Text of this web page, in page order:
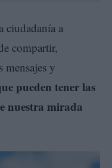
ciudadanía a
compartir,
mensajes y
pueden tener las
nuestra mirada